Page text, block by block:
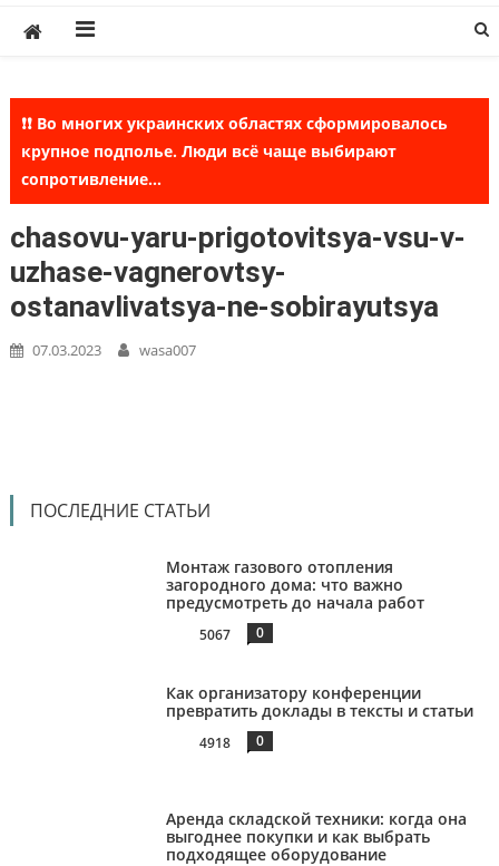
❗❗ Во многих украинских областях сформировалось
крупное подполье. Люди всё чаще выбирают
сопротивление...
chasovu-yaru-prigotovitsya-vsu-v-
uzhase-vagnerovtsy-
ostanavlivatsya-ne-sobirayutsya
07.03.2023 wasa007
ПОСЛЕДНИЕ СТАТЬИ
Монтаж газового отопления
загородного дома: что важно
предусмотреть до начала работ
5067 0
Как организатору конференции
превратить доклады в тексты и статьи
4918 0
Аренда складской техники: когда она
выгоднее покупки и как выбрать
подходящее оборудование